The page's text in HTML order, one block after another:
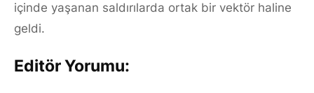
içinde yaşanan saldırılarda ortak bir vektör haline
geldi.
Editör Yorumu: